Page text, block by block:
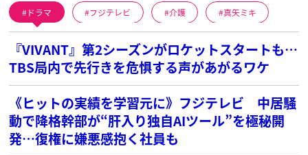
ドラマ フジテレビ 介護 真矢ミキ
『VIVANT』第2シーズンがロケットスタートも…
TBS局内で先行きを危惧する声があがるワケ
《ヒットの実績を学習元に》フジテレビ 中居騒
動で降格幹部が“肝入り独自AIツール”を極秘開
発…復権に嫌悪感抱く社員も